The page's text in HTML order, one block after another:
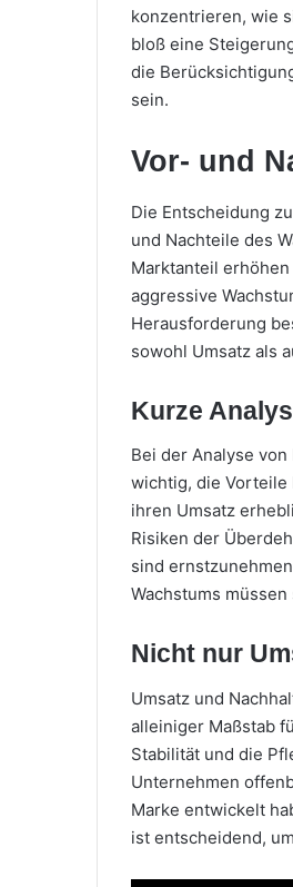
konzentrieren, wie
bloß eine
die
sein.
Vor- und
Die Entscheidung
und Nachteile des
Marktanteil
aggressive
Herausforderung
sowohl Umsatz als
Kurze
Bei der Analyse
wichtig, die Vorteile
ihren Umsatz
Risiken der
sind
Wachstums
Nicht nur
Umsatz und
alleiniger Maßstab
Stabilität und die
Unternehmen
Marke entwickelt
ist entscheidend,